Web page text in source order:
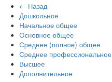
← Назад
Дошкольное
Начальное общее
Основное общее
Среднее (полное) общее
Среднее профессиональное
Высшее
Дополнительное